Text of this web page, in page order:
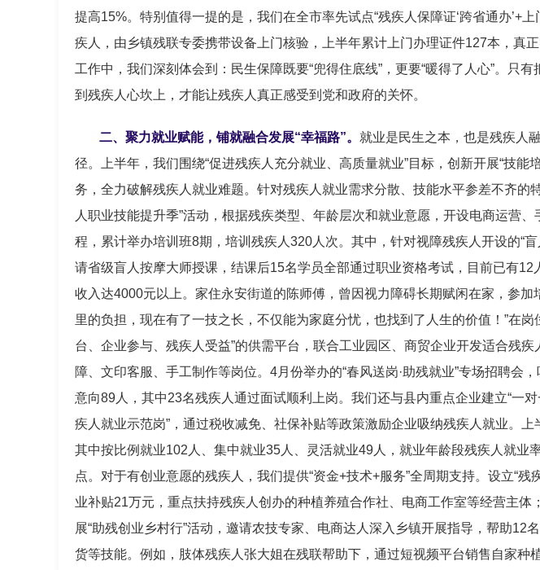
提高15%。特别值得一提的是，我们在全市率先试点“残疾人保障证‘跨省通办’+
疾人，由乡镇残联专委携带设备上门核验，上半年累计上门办理证件127本，真正
工作中，我们深刻体会到：民生保障既要“兜得住底线”，更要“暖得了人心”。只
到残疾人心坎上，才能让残疾人真正感受到党和政府的关怀。
二、聚力就业赋能，铺就融合发展“幸福路”。 就业是民生之本，也是残疾人
径。上半年，我们围绕“促进残疾人充分就业、高质量就业”目标，创新开展“技能
务，全力破解残疾人就业难题。针对残疾人就业需求分散、技能水平参差不齐的
人职业技能提升季”活动，根据残疾类型、年龄层次和就业意愿，开设电商运营
程，累计举办培训班8期，培训残疾人320人次。其中，针对视障残疾人开设的“
请省级盲人按摩大师授课，结课后15名学员全部通过职业资格考试，目前已有12
收入达4000元以上。家住永安街道的陈师傅，曾因视力障碍长期赋闲在家，参加
里的负担，现在有了一技之长，不仅能为家庭分忧，也找到了人生的价值！”在岗
台、企业参与、残疾人受益”的供需平台，联合工业园区、商贸企业开发适合残疾
障、文印客服、手工制作等岗位。4月份举办的“春风送岗·助残就业”专场招聘会
意向89人，其中23名残疾人通过面试顺利上岗。我们还与县内重点企业建立“一
疾人就业示范岗”，通过税收减免、社保补贴等政策激励企业吸纳残疾人就业。上
其中按比例就业102人、集中就业35人、灵活就业49人，就业年龄段残疾人就业
点。对于有创业意愿的残疾人，我们提供“资金+技术+服务”全周期支持。设立“残
业补贴21万元，重点扶持残疾人创办的种植养殖合作社、电商工作室等经营主体
展“助残创业乡村行”活动，邀请农技专家、电商达人深入乡镇开展指导，帮助12
货等技能。例如，肢体残疾人张大姐在残联帮助下，通过短视频平台销售自家种